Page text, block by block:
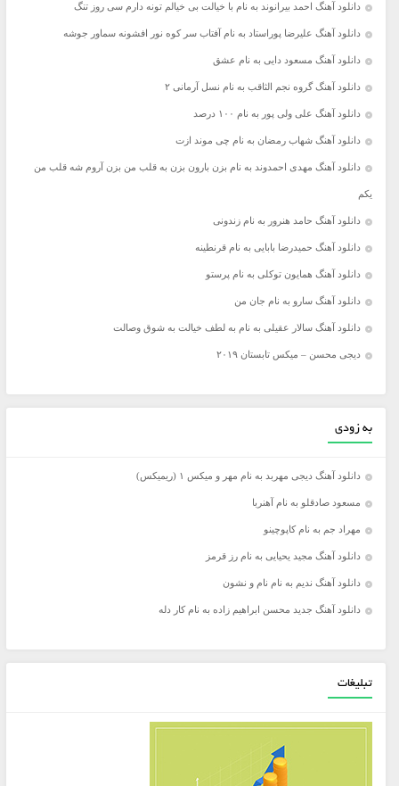
دانلود آهنگ احمد بیرانوند به نام با خیالت بی خیالم تونه دارم سی روز تنگ
دانلود آهنگ علیرضا پوراستاد به نام آفتاب سر کوه نور افشونه سماور جوشه
دانلود آهنگ مسعود دایی به نام عشق
دانلود آهنگ گروه نجم الثاقب به نام نسل آرمانی ۲
دانلود آهنگ علی ولی پور به نام ۱۰۰ درصد
دانلود آهنگ شهاب رمضان به نام چی موند ازت
دانلود آهنگ مهدی احمدوند به نام بزن بارون بزن به قلب من بزن آروم شه قلب من
یکم
دانلود آهنگ حامد هنرور به نام زندونی
دانلود آهنگ حمیدرضا بابایی به نام قرنطینه
دانلود آهنگ همایون توکلی به نام پرستو
دانلود آهنگ سارو به نام جان من
دانلود آهنگ سالار عقیلی به نام به لطف خیالت به شوق وصالت
دیجی محسن – میکس تابستان ۲۰۱۹
به زودی
دانلود آهنگ دیجی مهربد به نام مهر و میکس ۱ (ریمیکس)
مسعود صادقلو به نام آهنربا
مهراد جم به نام کاپوچینو
دانلود آهنگ مجید یحیایی به نام رز قرمز
دانلود آهنگ ندیم به نام نام و نشون
دانلود آهنگ جدید محسن ابراهیم زاده به نام کار دله
تبلیغات